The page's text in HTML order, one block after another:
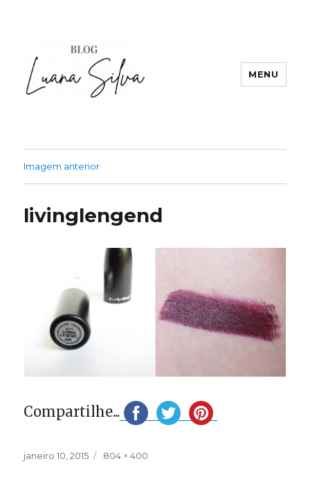
MENU
Imagem anterior
livinglengend
Compartilhe...
Publicado
janeiro 10, 2015
Tamanho
804 × 400